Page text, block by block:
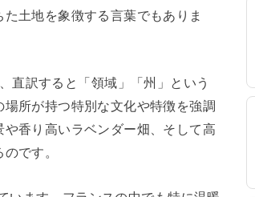
土地を象徴する言葉でもありま
直訳すると「領域」「州」という
所が持つ特別な文化や特徴を強調
香り高いラベンダー畑、そして高
です。